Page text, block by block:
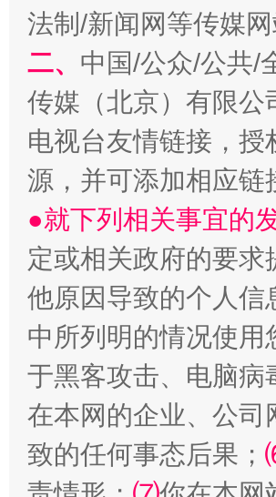
揭开“小金库”的免责幌子
受贿1.44亿！段成刚被判无期
全民健身五年计划来了！等你上场
法制/新闻网等传媒
二、 中国/公众/公共/
传媒（北京）有限公
电视台友情链接，
源，并可添加相应链
●就下列相关事宜的
定或相关政府的要
他原因导致的个人信
中所列明的情况使
于黑客攻击、电脑病
在本网的企业、公司
致的任何事态后果；